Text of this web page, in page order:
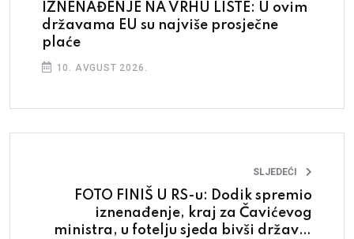
IZNENAĐENJE NA VRHU LISTE: U ovim
državama EU su najviše prosječne
plaće
10. AVGUST 2026.
SLJEDEĆI
FOTO FINIŠ U RS-u: Dodik spremio
iznenađenje, kraj za Čavićevog
ministra, u fotelju sjeda bivši državni